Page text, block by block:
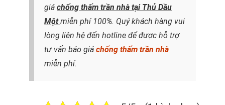
giá chống thấm trần nhà tại Thủ Dầu
Mộtmiễn phí 100%. Quý khách hàng vui
lòng liên hệ đến hotline để được hỗ trợ
tư vấn báo giá chống thấm trần nhà
miễn phí.